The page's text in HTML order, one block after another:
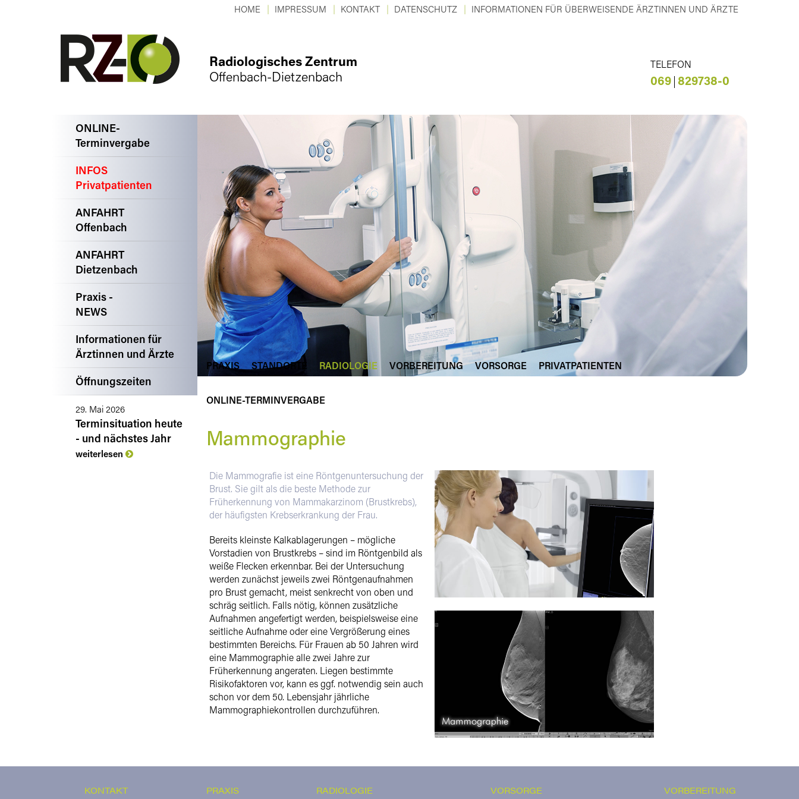
HOME IMPRESSUM KONTAKT DATENSCHUTZ INFORMATIONEN FÜR ÜBERWEISENDE ÄRZTINNEN UND ÄRZTE
Radiologisches Zentrum
Offenbach-Dietzenbach
TELEFON
069 829738-0
PRAXIS STANDORTE RADIOLOGIE VORBEREITUNG VORSORGE PRIVATPATIENTEN
ONLINE-TERMINVERGABE
ONLINE-
Terminvergabe
INFOS
Privatpatienten
ANFAHRT
Offenbach
ANFAHRT
Dietzenbach
Praxis -
NEWS
Informationen für
Ärztinnen und Ärzte
Öffnungszeiten
29. Mai 2026
Terminsituation heute
- und nächstes Jahr
weiterlesen
Mammographie
Die Mammografie ist eine Röntgenuntersuchung der
Brust. Sie gilt als die beste Methode zur
Früherkennung von Mammakarzinom (Brustkrebs),
der häufigsten Krebserkrankung der Frau.
Bereits kleinste Kalkablagerungen – mögliche
Vorstadien von Brustkrebs – sind im Röntgenbild als
weiße Flecken erkennbar. Bei der Untersuchung
werden zunächst jeweils zwei Röntgenaufnahmen
pro Brust gemacht, meist senkrecht von oben und
schräg seitlich. Falls nötig, können zusätzliche
Aufnahmen angefertigt werden, beispielsweise eine
seitliche Aufnahme oder eine Vergrößerung eines
bestimmten Bereichs. Für Frauen ab 50 Jahren wird
eine Mammographie alle zwei Jahre zur
Früherkennung angeraten. Liegen bestimmte
Risikofaktoren vor, kann es ggf. notwendig sein auch
schon vor dem 50. Lebensjahr jährliche
Mammographiekontrollen durchzuführen.
KONTAKT
PRAXIS RADIOLOGIE VORSORGE VORBEREITUNG